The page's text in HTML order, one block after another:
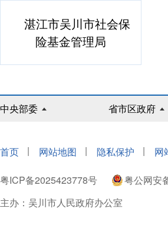
湛江市吴川市社会保
险基金管理局
中央部委 省市区政府
首页 | 网站地图 | 隐私保护 | 网
粤ICP备2025423778号
粤公网安
主办：吴川市人民政府办公室